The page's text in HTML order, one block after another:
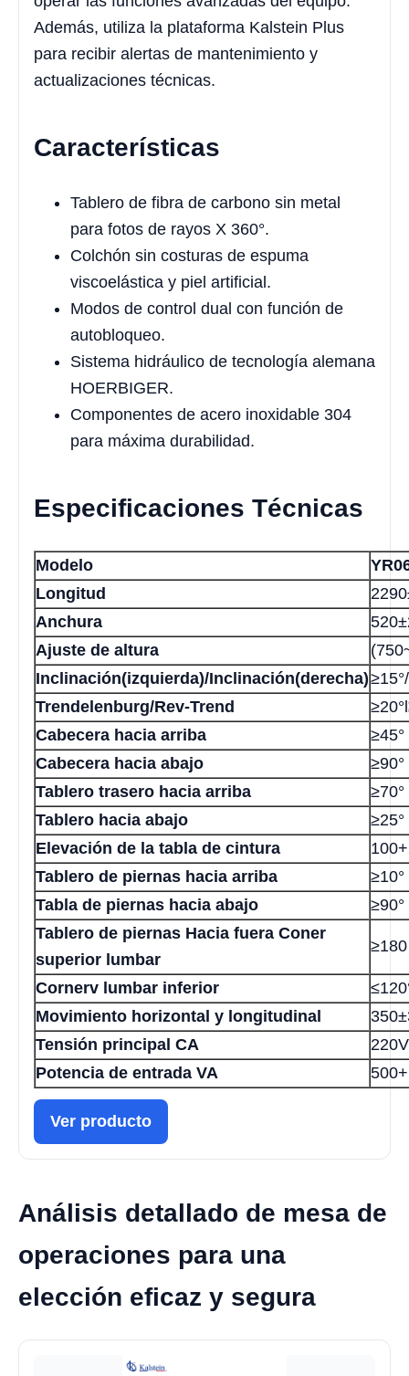
Además, utiliza la plataforma Kalstein Plus
para recibir alertas de mantenimiento y
actualizaciones técnicas.
Características
Tablero de fibra de carbono sin metal
para fotos de rayos X 360°.
Colchón sin costuras de espuma
viscoelástica y piel artificial.
Modos de control dual con función de
autobloqueo.
Sistema hidráulico de tecnología alemana
HOERBIGER.
Componentes de acero inoxidable 304
para máxima durabilidad.
Especificaciones Técnicas
Modelo
Longitud
Anchura
Ajuste de altura
Inclinación(izquierda)/Inclinación(derecha)
Trendelenburg/Rev-Trend
Cabecera hacia arriba
≥45°
Cabecera hacia abajo
≥90°
Tablero trasero hacia arriba
≥70°
Tablero hacia abajo
≥25°
Elevación de la tabla de cintura
Tablero de piernas hacia arriba
≥10°
Tabla de piernas hacia abajo
≥90°
Tablero de piernas Hacia fuera Coner
superior lumbar
Cornerv lumbar inferior
Movimiento horizontal y longitudinal
Tensión principal CA
Potencia de entrada VA
Ver producto
Análisis detallado de mesa de
operaciones para una
elección eficaz y segura